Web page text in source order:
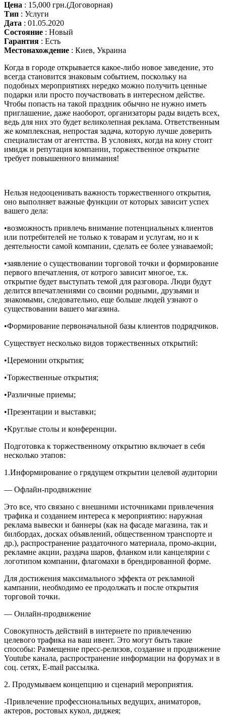
Цена : 15,000 грн.(Договорная)
Тип : Услуги
Дата : 01.05.2020
Состояние : Новый
Гарантия : Есть
Местонахождение : Киев, Украина
Когда в городе открывается какое-либо новое заведение, это
всегда становится знаковым событием, поскольку на
подобных мероприятиях нередко можно получить ценные
подарки или просто поучаствовать в интересном действе.
Чтобы попасть на такой праздник обычно не нужно иметь
приглашение, даже наоборот, организаторы рады видеть всех,
ведь для них это будет великолепная реклама. Ответственным
же комплексная, непростая задача, которую лучше доверить
специалистам от агентства. В условиях, когда на кону стоит
имидж и репутация компании, торжественное открытие
требует повышенного внимания!
Нельзя недооценивать важность торжественного открытия,
оно выполняет важные функции от которых зависит успех
вашего дела:
•возможность привлечь внимание потенциальных клиентов
или потребителей не только к товарам и услугам, но и к
деятельности самой компании, сделать ее более узнаваемой;
•заявление о существовании торговой точки и формирование
первого впечатления, от котрого зависит многое, т.к.
открытие будет выступать темой для разговора. Люди будут
делится впечатлениями со своими родными, друзьями и
знакомыми, следовательно, еще больше людей узнают о
существовании вашего магазина.
•Формирование первоначальной базы клиентов подрядчиков.
Существует несколько видов торжественных открытий:
•Церемонии открытия;
•Торжественные открытия;
•Различные приемы;
•Презентации и выставки;
•Круглые столы и конференции.
Подготовка к торжественному открытию включает в себя
несколько этапов:
1.Информирование о грядущем открытии целевой аудитории
— Офлайн-продвижение
Это все, что связано с внешними источниками привлечения
трафика и созданием интереса к мероприятию: наружная
реклама вывески и баннеры (как на фасаде магазина, так и
билбордах, досках объявлений, общественном транспорте и
др.), распространение раздаточного материала, промо-акции,
рекламне акции, раздача шаров, фланком или канцелярии с
логотипом компании, флагомахи в брендированной форме.
Для достижения максимального эффекта от рекламной
кампании, необходимо ее продолжать и после открытия
торговой точки.
— Онлайн-продвижение
Совокупность действий в интернете по привлечению
целевого трафика на ваш ивент. Это могут быть такие
способы: Размещение пресс-релизов, создание и продвижение
Youtube канала, распространение информации на форумах и в
соц. сетях, E-mail рассылка.
2. Продумываем концепцию и сценарий мероприятия.
-Привлечение профессиональных ведущих, аниматоров,
актеров, ростовых кукол, диджея;